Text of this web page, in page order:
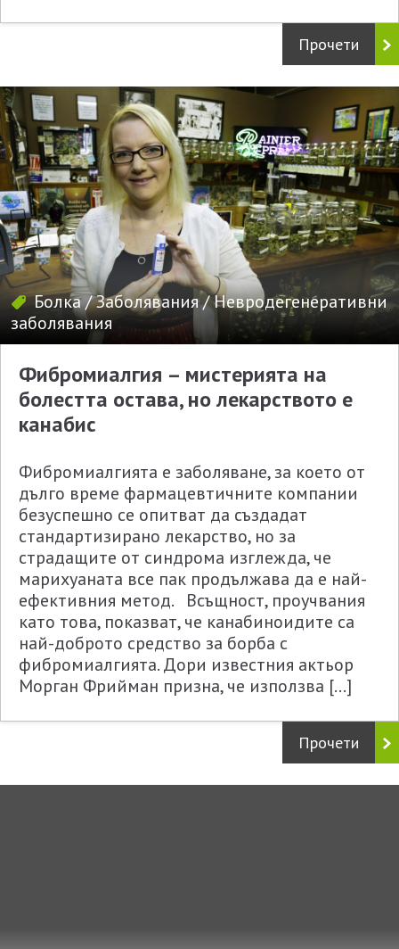
Прочети
Болка/Заболявания/Невродегенеративни
заболявания
Фибромиалгия – мистерията на
болестта остава, но лекарството е
канабис
Фибромиалгията е заболяване, за което от
дълго време фармацевтичните компании
безуспешно се опитват да създадат
стандартизирано лекарство, но за
страдащите от синдрома изглежда, че
марихуаната все пак продължава да е най-
ефективния метод. Всъщност, проучвания
като това, показват, че канабиноидите са
най-доброто средство за борба с
фибромиалгията. Дори известния актьор
Морган Фрийман призна, че използва […]
Прочети